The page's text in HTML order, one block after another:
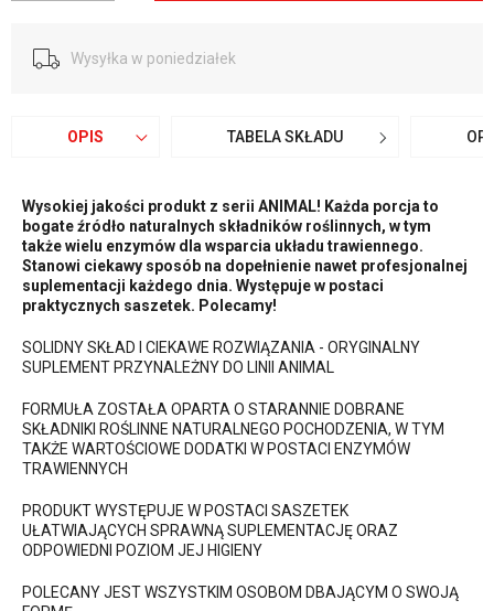
Wysyłka w poniedziałek
OPIS TABELA SKŁADU
Wysokiej jakości produkt z serii ANIMAL! Każda porcja to
bogate źródło naturalnych składników roślinnych, w tym
także wielu enzymów dla wsparcia układu trawiennego.
Stanowi ciekawy sposób na dopełnienie nawet profesjonalnej
suplementacji każdego dnia. Występuje w postaci
praktycznych saszetek. Polecamy!
SOLIDNY SKŁAD I CIEKAWE ROZWIĄZANIA - ORYGINALNY
SUPLEMENT PRZYNALEŻNY DO LINII ANIMAL
FORMUŁA ZOSTAŁA OPARTA O STARANNIE DOBRANE
SKŁADNIKI ROŚLINNE NATURALNEGO POCHODZENIA, W TYM
TAKŻE WARTOŚCIOWE DODATKI W POSTACI ENZYMÓW
TRAWIENNYCH
PRODUKT WYSTĘPUJE W POSTACI SASZETEK
UŁATWIAJĄCYCH SPRAWNĄ SUPLEMENTACJĘ ORAZ
ODPOWIEDNI POZIOM JEJ HIGIENY
POLECANY JEST WSZYSTKIM OSOBOM DBAJĄCYM O SWOJĄ